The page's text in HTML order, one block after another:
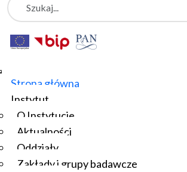
Strona główna
Instytut
O Instytucie
Aktualności
Oddziały
Zakłady i grupy badawcze